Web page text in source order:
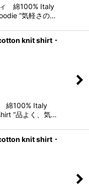
ィ 綿100% Italy
“気軽さの…
knit shirt・
綿100% Italy
“品よく、気…
knit shirt・